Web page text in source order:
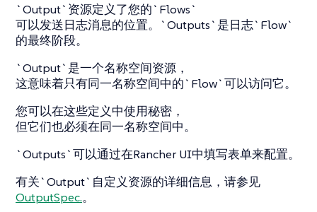
`Output`资源定义了您的`Flows`
可以发送日志消息的位置。`Outputs`是日志`Flow`
的最终阶段。
`Output`是一个名称空间资源，
这意味着只有同一名称空间中的`Flow`可以访问它。
您可以在这些定义中使用秘密，
但它们也必须在同一名称空间中。
`Outputs`可以通过在Rancher UI中填写表单来配置。
有关`Output`自定义资源的详细信息，请参见
OutputSpec.。